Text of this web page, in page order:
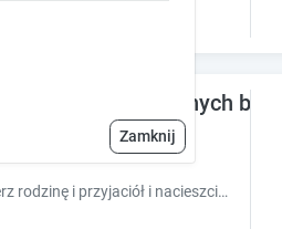
Zamknij
dom z drewnianych
Spędź swój urlop z dala od zgiełku. Zabierz rodzinę i przyjaciół i nacieszcie się spokojem otaczającej przyrody.